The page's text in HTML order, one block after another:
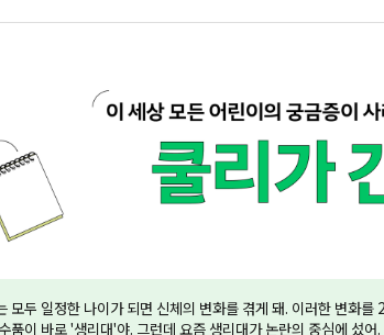
모두 일정한 나이가 되면 신체의 변화를 겪게 돼. 이러한 변화
품이 바로 '생리대'야. 그런데 요즘 생리대가 논란의 중심에 섰